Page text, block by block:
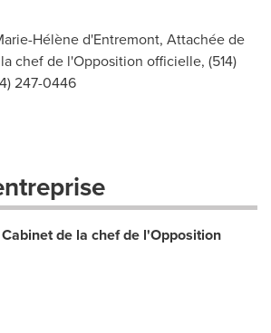
Hélène d'Entremont, Attachée de
chef de l'Opposition officielle, (514)
247-0446
de la chef de l'Opposition